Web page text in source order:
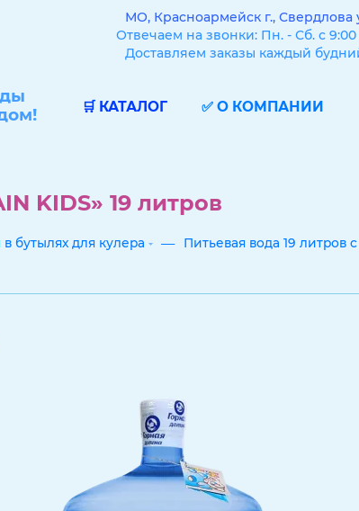
МО, Красноармейск г., Свердлова
Отвечаем на звонки: Пн. - Сб. с 9:00
Доставляем заказы каждый
🛒 КАТАЛОГ ✅ О КОМПАНИИ
KIDS» 19 литров
бутылях для кулера — Питьевая вода 19 литров